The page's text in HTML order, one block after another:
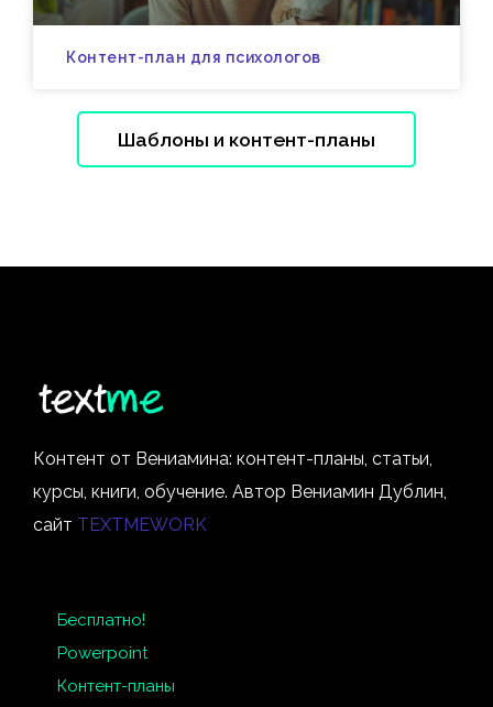
Контент-план для психологов
Шаблоны и контент-планы
Контент от Вениамина: контент-планы, статьи,
курсы, книги, обучение. Автор Вениамин Дублин,
сайт TEXTMEWORK
Бесплатно!
Powerpoint
Контент-планы